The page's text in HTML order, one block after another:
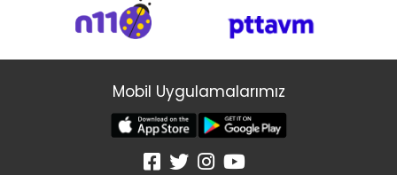
Mobil Uygulamalarımız